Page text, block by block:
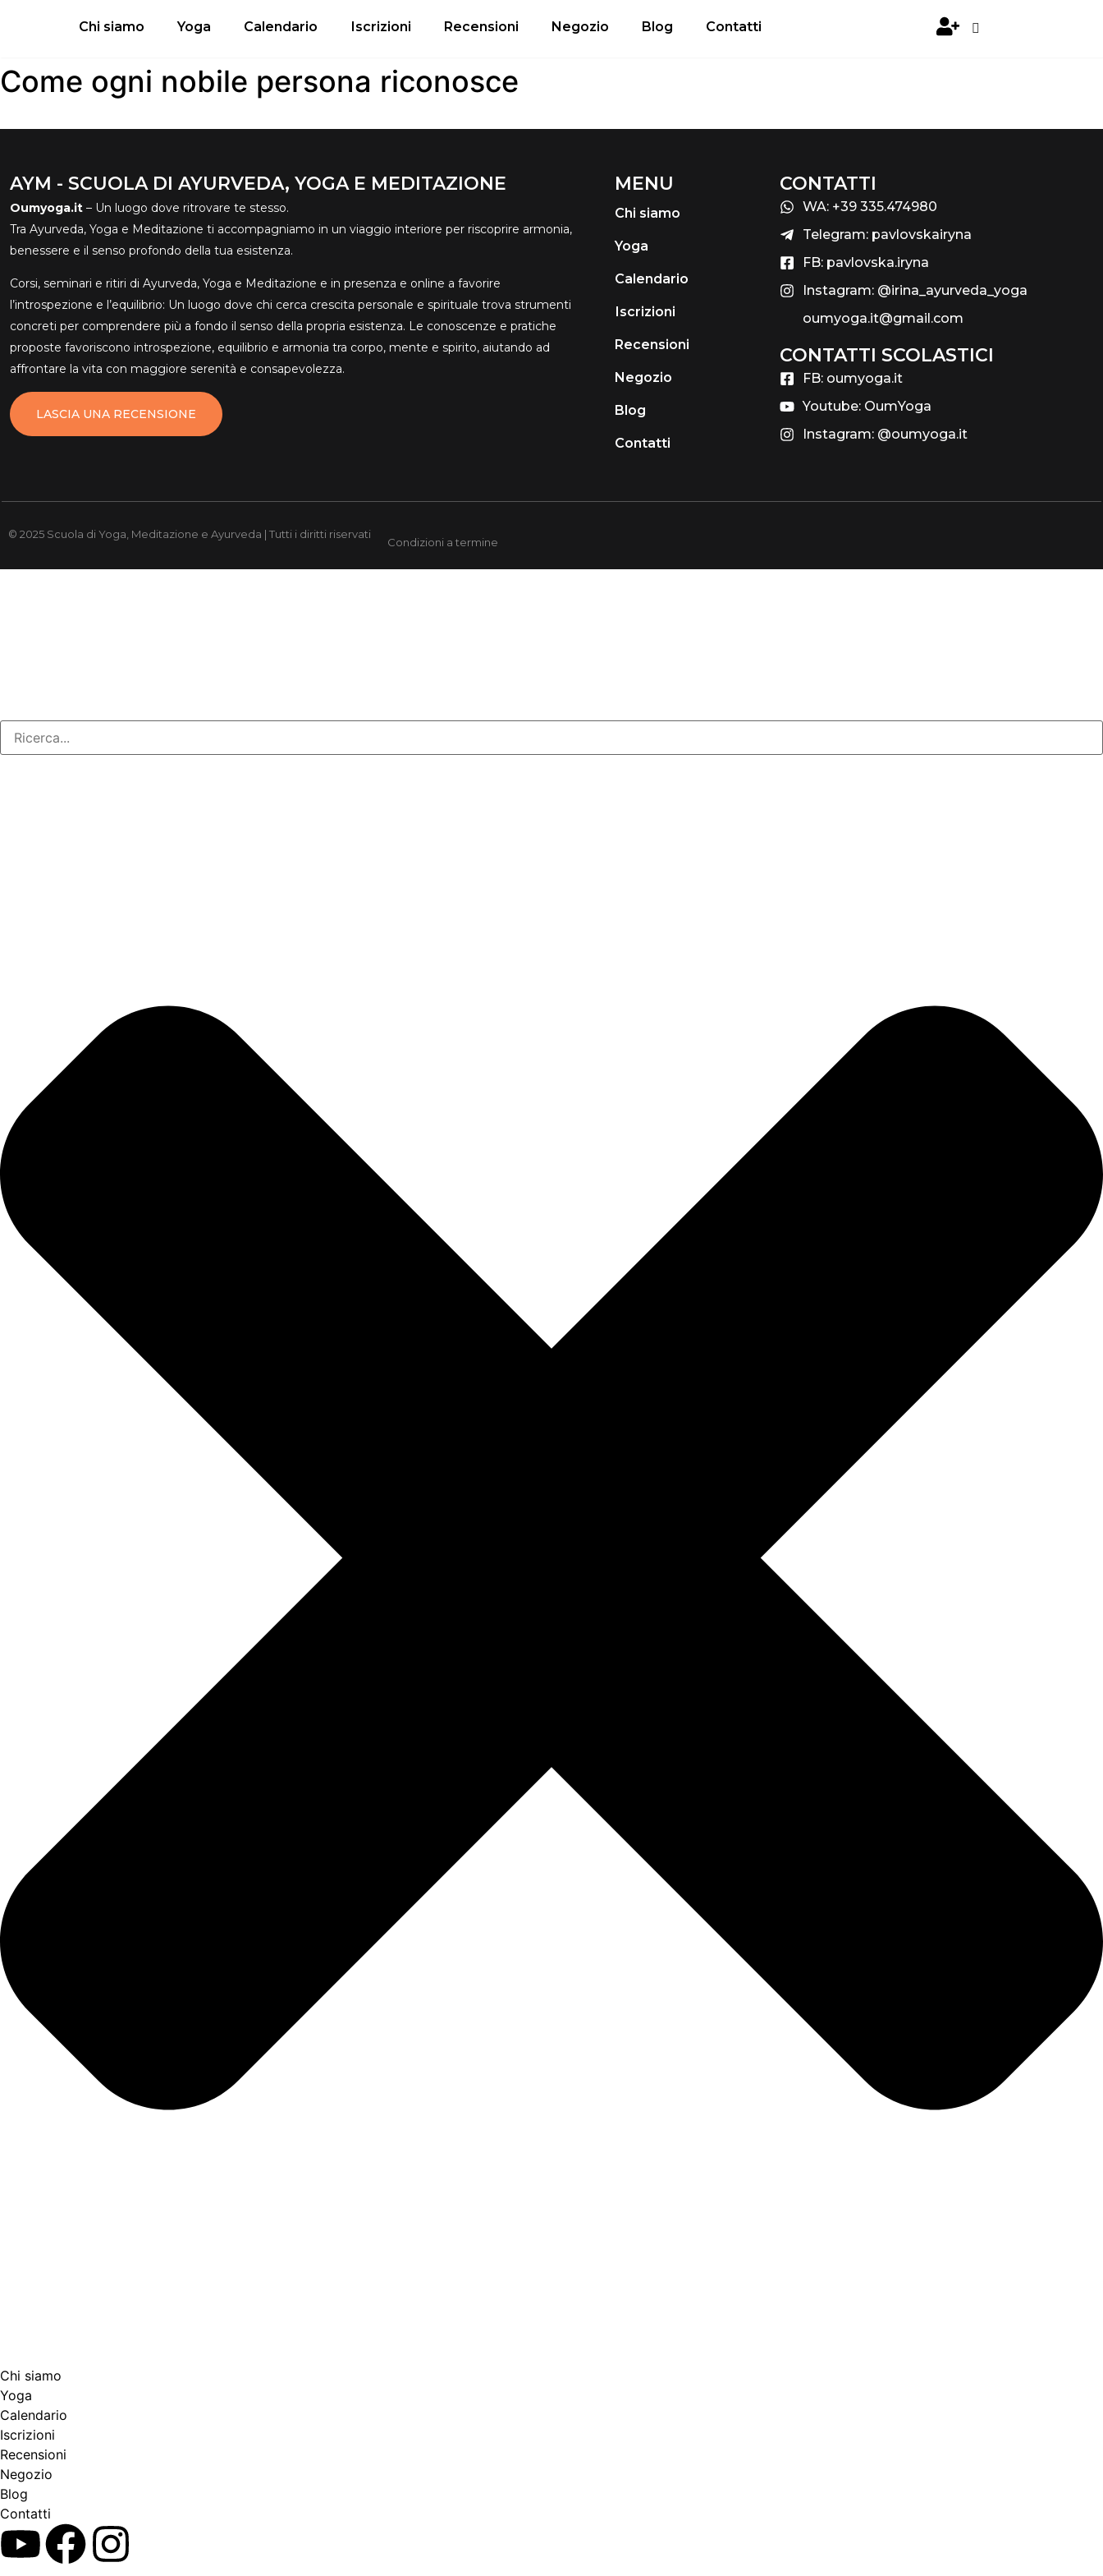
Chi siamo Yoga Calendario Іscrizioni Recensioni Negozio Blog Contatti
Come ogni nobile persona riconosce
AYM - SCUOLA DI AYURVEDA, YOGA E MEDITAZIONE
Oumyoga.it – Un luogo dove ritrovare te stesso.
Tra Ayurveda, Yoga e Meditazione ti accompagniamo in un viaggio interiore per riscoprire armonia,
benessere e il senso profondo della tua esistenza.
Corsi, seminari e ritiri di Ayurveda, Yoga e Meditazione e in presenza e online a favorire
l’introspezione e l’equilibrio: Un luogo dove chi cerca crescita personale e spirituale trova strumenti
concreti per comprendere più a fondo il senso della propria esistenza. Le conoscenze e pratiche
proposte favoriscono introspezione, equilibrio e armonia tra corpo, mente e spirito, aiutando ad
affrontare la vita con maggiore serenità e consapevolezza.
LASCIA UNA RECENSIONE
MENU
Chi siamo
Yoga
Calendario
Іscrizioni
Recensioni
Negozio
Blog
Contatti
CONTATTI
WA: +39 335.474980
Telegram: pavlovskairyna
FB: pavlovska.iryna
Instagram: @irina_ayurveda_yoga
oumyoga.it@gmail.com
CONTATTI SCOLASTICI​
FB: oumyoga.it
Youtube: OumYoga
Instagram: @oumyoga.it
© 2025 Scuola di Yoga, Meditazione e Ayurveda | Tutti i diritti riservati
Condizioni a termine
Chi siamo
Yoga
Calendario
Іscrizioni
Recensioni
Negozio
Blog
Contatti